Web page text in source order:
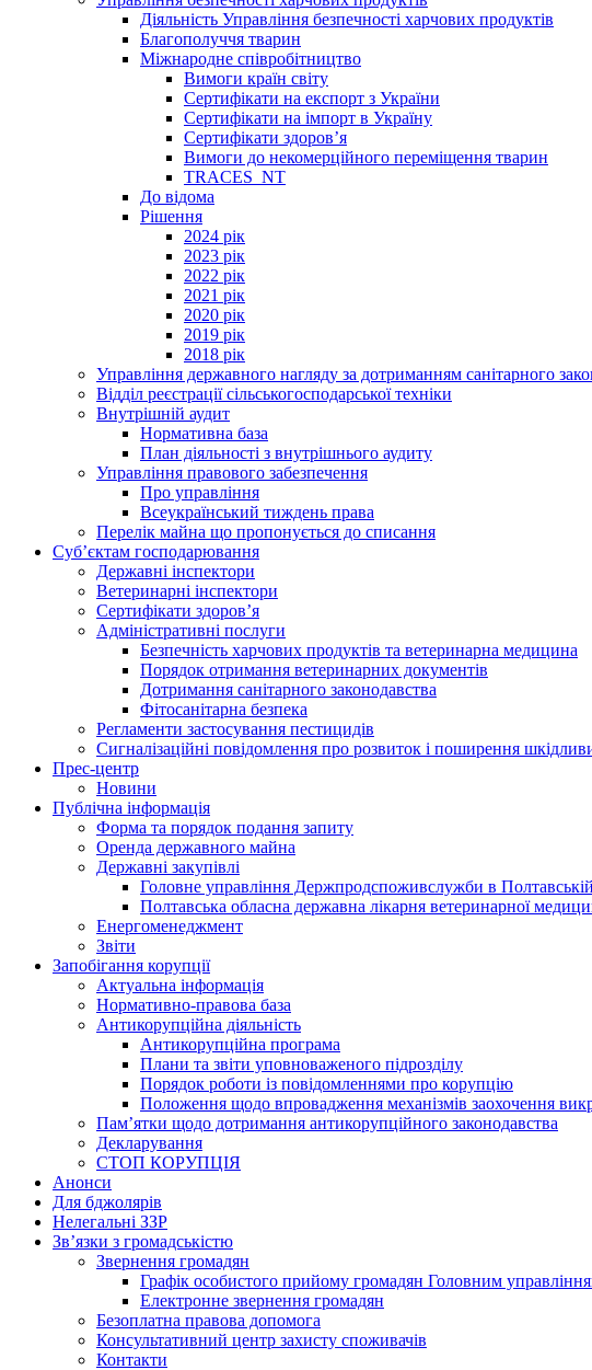
Діяльність Управління безпечності харчових продуктів
Благополуччя тварин
Міжнародне співробітництво
Вимоги країн світу
Сертифікати на експорт з України
Сертифікати на імпорт в Україну
Сертифікати здоров’я
Вимоги до некомерційного переміщення тварин
TRACES_NT
До відома
Рішення
2024 рік
2023 рік
2022 рік
2021 рік
2020 рік
2019 рік
2018 рік
Управління державного нагляду за дотриманням санітарного
Відділ реєстрації сільськогосподарської техніки
Внутрішній аудит
Нормативна база
План діяльності з внутрішнього аудиту
Управління правового забезпечення
Про управління
Всеукраїнський тиждень права
Перелік майна що пропонується до списання
Суб’єктам господарювання
Державні інспектори
Ветеринарні інспектори
Сертифікати здоров’я
Адміністративні послуги
Безпечність харчових продуктів та ветеринарна медицина
Порядок отримання ветеринарних документів
Дотримання санітарного законодавства
Фітосанітарна безпека
Регламенти застосування пестицидів
Сигналізаційні повідомлення про розвиток і поширення
Прес-центр
Новини
Публічна інформація
Форма та порядок подання запиту
Оренда державного майна
Державні закупівлі
Головне управління Держпродспоживслужби в Полтавській
Полтавська обласна державна лікарня ветеринарної
Енергоменеджмент
Звіти
Запобігання корупції
Актуальна інформація
Нормативно-правова база
Антикорупційна діяльність
Антикорупційна програма
Плани та звіти уповноваженого підрозділу
Порядок роботи із повідомленнями про корупцію
Положення щодо впровадження механізмів заохочення
Пам’ятки щодо дотримання антикорупційного законодавства
Декларування
СТОП КОРУПЦІЯ
Анонси
Для бджолярів
Нелегальні ЗЗР
Зв’язки з громадськістю
Звернення громадян
Графік особистого прийому громадян Головним
Електронне звернення громадян
Безоплатна правова допомога
Консультативний центр захисту споживачів
Контакти